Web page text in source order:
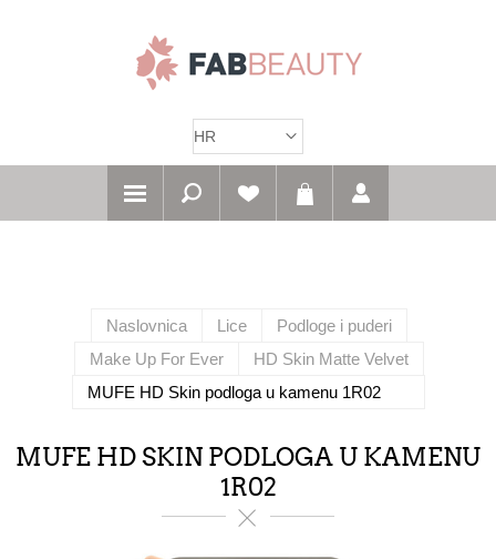
Naslovnica Lice
Podloge i puderi
Make Up For Ever
HD Skin Matte Velvet
MUFE HD Skin podloga u kamenu 1R02
MUFE HD SKIN PODLOGA U KAMENU
1R02